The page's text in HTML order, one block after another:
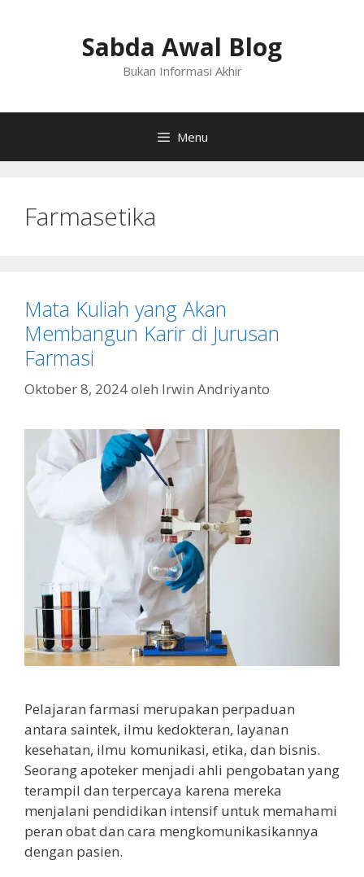
Sabda Awal Blog
Bukan Informasi Akhir
Menu
Farmasetika
Mata Kuliah yang Akan
Membangun Karir di Jurusan
Farmasi
Oktober 8, 2024oleh Irwin Andriyanto
Pelajaran farmasi merupakan perpaduan
antara saintek, ilmu kedokteran, layanan
kesehatan, ilmu komunikasi, etika, dan bisnis.
Seorang apoteker menjadi ahli pengobatan yang
terampil dan terpercaya karena mereka
menjalani pendidikan intensif untuk memahami
peran obat dan cara mengkomunikasikannya
dengan pasien.